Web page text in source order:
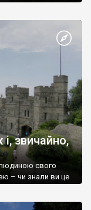
звичайно,
свого
– чи знали ви це